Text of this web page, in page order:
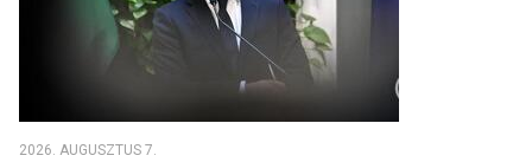
2026. AUGUSZTUS 7.